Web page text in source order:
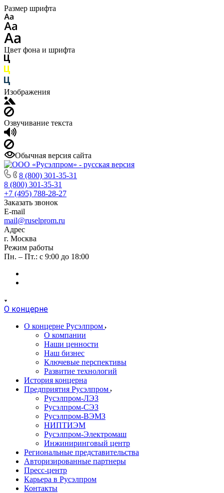
Размер шрифта
Цвет фона и шрифта
Изображения
Озвучивание текста
Обычная версия сайта
8 (800) 301-35-31
8 (800) 301-35-31
+7 (495) 788-28-27
Заказать звонок
E-mail
mail@ruselprom.ru
Адрес
г. Москва
Режим работы
Пн. – Пт.: с 9:00 до 18:00
О концерне
О концерне Русэлпром
О компании
Наши ценности
Наш бизнес
Ключевые перспективы
Развитие технологий
История концерна
Предприятия Русэлпром
Русэлпром-ЛЭЗ
Русэлпром-СЭЗ
Русэлпром-ВЭМЗ
НИПТИЭМ
Русэлпром-Электромаш
Инжиниринговый центр
Региональные представительства
Авторизированные партнеры
Пресс-центр
Карьера в Русэлпром
Контакты